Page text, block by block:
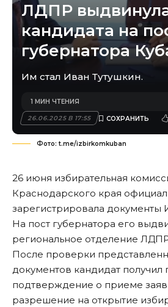
ЛДПР
кандидата на
губернатора
Им стал Иван Тутушкин.
26.06.2025 В 17:55
1 МИН ЧТЕНИЯ
Фото: t.me/izbirkomkuban
26 июня избирательная
Краснодарского края
зарегистрировала документы
На пост губернатора его
региональное отделение
После проверки
документов кандидат получил
подтверждение о приеме
разрешение на открытие